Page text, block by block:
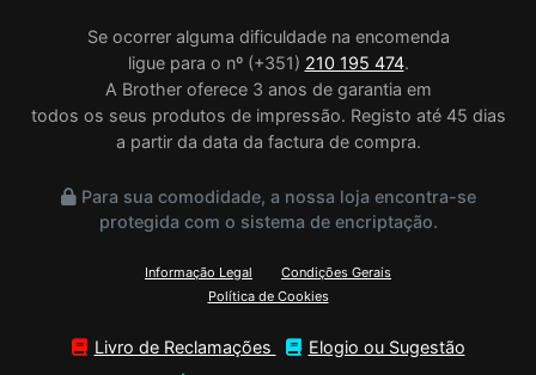
Se ocorrer alguma dificuldade na encomenda
ligue para o nº (+351) 210 195 474.
A Brother oferece 3 anos de garantia em
todos os seus produtos de impressão. Registo até 45 dias
a partir da data da factura de compra.
Para sua comodidade, a nossa loja encontra-se
protegida com o sistema de encriptação.
Informação Legal
Condições Gerais
Política de Cookies
Livro de Reclamações
Elogio ou Sugestão